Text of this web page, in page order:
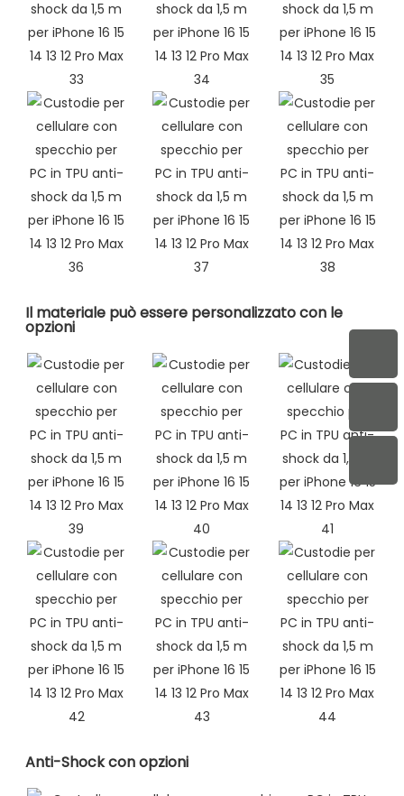
Il materiale può essere personalizzato con le
opzioni
Anti-Shock con opzioni